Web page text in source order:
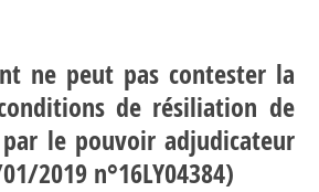
ne peut pas contester la
de résiliation de
le pouvoir adjudicateur
2019 n°16LY04384)